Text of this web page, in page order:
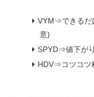
VYM⇒できるだ
意)
SPYD⇒値下が
HDV⇒コツコツ